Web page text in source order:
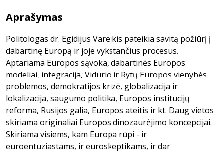
Aprašymas
Politologas dr. Egidijus Vareikis pateikia savitą požiūrį į
dabartinę Europą ir joje vykstančius procesus.
Aptariama Europos sąvoka, dabartinės Europos
modeliai, integracija, Vidurio ir Rytų Europos vienybės
problemos, demokratijos krizė, globalizacija ir
lokalizacija, saugumo politika, Europos institucijų
reforma, Rusijos galia, Europos ateitis ir kt. Daug vietos
skiriama originaliai Europos dinozaurėjimo koncepcijai.
Skiriama visiems, kam Europa rūpi - ir
euroentuziastams, ir euroskeptikams, ir dar